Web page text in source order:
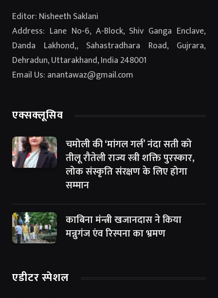
Editor: Nisheeth Saklani
Address: Lane No-6, A-Block, Shiv Ganga Enclave,
Danda Lakhond,, Sahastradhara Road, Gujrara,
Dehradun, Uttarakhand, India 248001
Email Us: anantawaz@gmail.com
एक्सक्लूसिव
चमोली की ‘मांगल गर्ल’ नंदा सती को
तीलू रौतेली राज्य स्त्री शक्ति पुरस्कार,
लोक संस्कृति संरक्षण के लिए होगा
सम्मान
काबिना मंन्त्री खजानदास ने किया
मन्नुगंज एंव रिस्पना का भ्रमण
एडीटर स्पेशल